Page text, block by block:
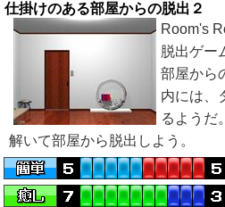
仕掛けのある部屋からの脱出２
Room's
脱出ゲー
部屋から
内には、
るようだ
解いて部屋から脱出しよう。